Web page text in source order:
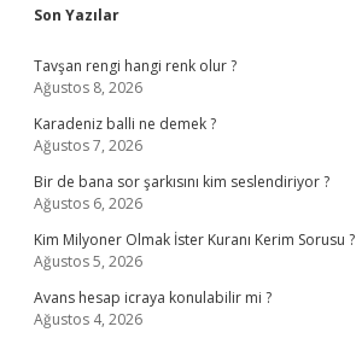
Sidebar
Son Yazılar
Tavşan rengi hangi renk olur ?
Ağustos 8, 2026
Karadeniz balli ne demek ?
Ağustos 7, 2026
Bir de bana sor şarkısını kim seslendiriyor ?
Ağustos 6, 2026
Kim Milyoner Olmak İster Kuranı Kerim Sorusu ?
Ağustos 5, 2026
Avans hesap icraya konulabilir mi ?
Ağustos 4, 2026